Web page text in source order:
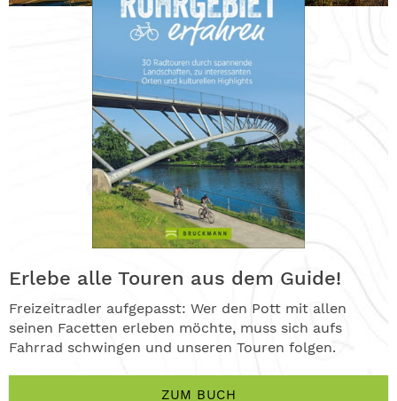
Erlebe alle Touren aus dem Guide!
Freizeitradler aufgepasst: Wer den Pott mit allen
seinen Facetten erleben möchte, muss sich aufs
Fahrrad schwingen und unseren Touren folgen.
ZUM BUCH